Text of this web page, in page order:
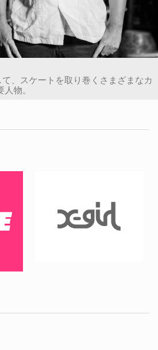
、スケートを取り巻くさまざまなカ
物。